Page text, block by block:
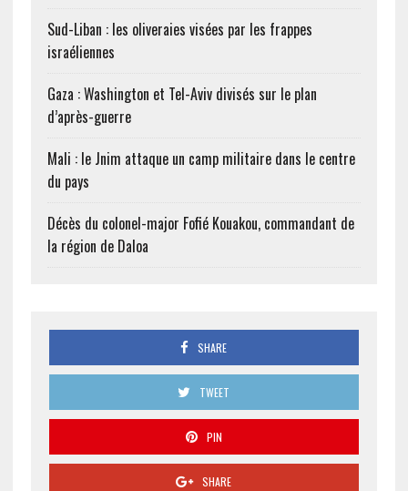
Sud-Liban : les oliveraies visées par les frappes
israéliennes
Gaza : Washington et Tel-Aviv divisés sur le plan
d’après-guerre
Mali : le Jnim attaque un camp militaire dans le centre
du pays
Décès du colonel-major Fofié Kouakou, commandant de
la région de Daloa
SHARE
TWEET
PIN
SHARE